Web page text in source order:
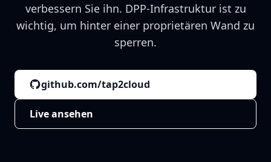
verbessern Sie ihn. DPP-Infrastruktur ist zu
wichtig, um hinter einer proprietären Wand zu
sperren.
github.com/tap2cloud
Live ansehen